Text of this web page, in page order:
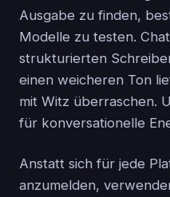
Ausgabe zu finden,
Modelle zu testen.
strukturierten
einen weicheren Ton
mit Witz überraschen.
für konversationelle
Anstatt sich für jede
anzumelden,